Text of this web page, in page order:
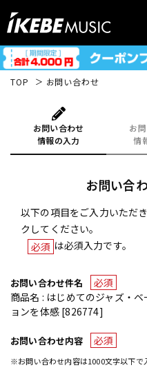
TOP お問い合わせ
お問い合わせ
情報の入力
お
情
お問い合
以下の項目をご入力いただ
クしてください。
必須 は必須入力です。
お問い合わせ件名
必須
商品名 : はじめてのジャズ・
ョンを体感 [826774]
お問い合わせ内容 必須
※お問い合わせ内容は1000文字以下で